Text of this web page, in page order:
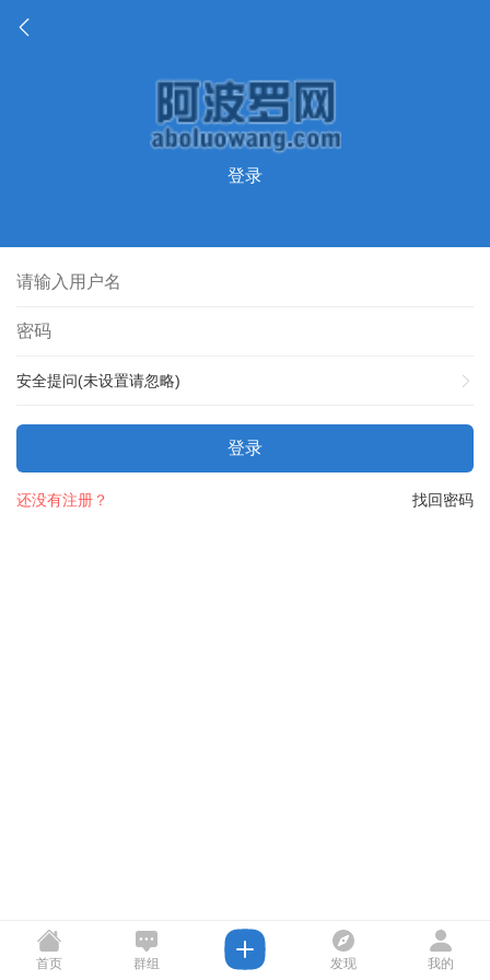
登录
安全提问(未设置请忽略)
登录
找回密码
还没有注册？
首页 群组 发现 我的